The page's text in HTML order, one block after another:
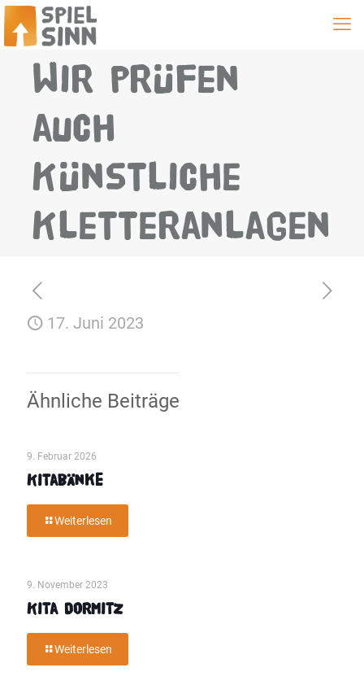
Wir prüfen
auch
Künstliche
Kletteranlagen
17. Juni 2023
Ähnliche Beiträge
9. Februar 2026
Kitabänke
Weiterlesen
9. November 2023
Kita Dormitz
Weiterlesen